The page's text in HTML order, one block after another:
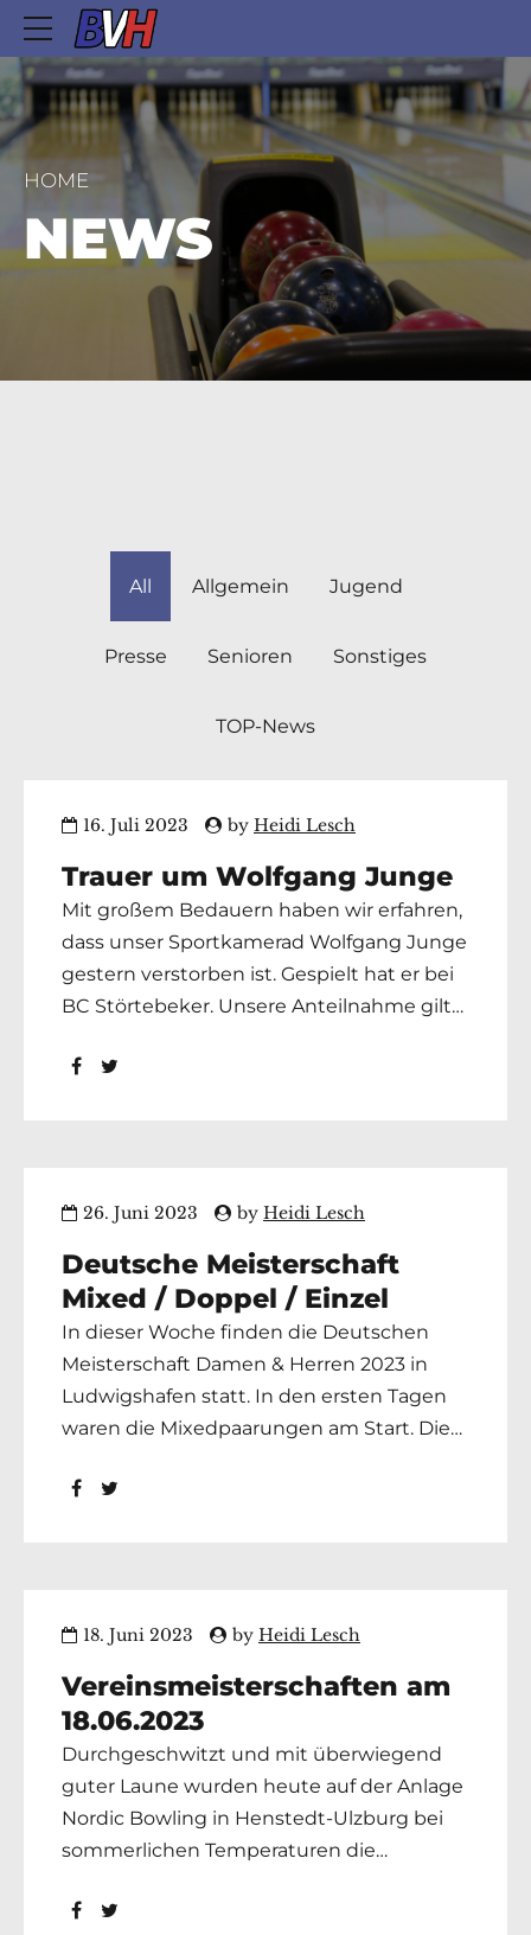
HOME
NEWS
All Allgemein Jugend
Presse Senioren Sonstiges
TOP-News
16. Juli 2023 by Heidi Lesch
Trauer um Wolfgang Junge
Mit großem Bedauern haben wir erfahren,
dass unser Sportkamerad Wolfgang Junge
gestern verstorben ist. Gespielt hat er bei
BC Störtebeker. Unsere Anteilnahme gilt
Andenken, Engagement und Wirken im
26. Juni 2023 by Heidi Lesch
Deutsche Meisterschaft
Mixed / Doppel / Einzel
In dieser Woche finden die Deutschen
Meisterschaft Damen & Herren 2023 in
Ludwigshafen statt. In den ersten Tagen
waren die Mixedpaarungen am Start. Die
nachzulesen. Unsere Starter landeten auf:
18. Juni 2023 by Heidi Lesch
Vereinsmeisterschaften am
18.06.2023
Durchgeschwitzt und mit überwiegend
guter Laune wurden heute auf der Anlage
Nordic Bowling in Henstedt-Ulzburg bei
sommerlichen Temperaturen die
Ergebnisse sind unter https://staging.bv-